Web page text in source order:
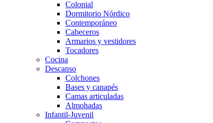
Colonial
Dormitorio Nórdico
Contemporáneo
Cabeceros
Armarios y vestidores
Tocadores
Cocina
Descanso
Colchones
Bases y canapés
Camas articuladas
Almohadas
Infantil-Juvenil